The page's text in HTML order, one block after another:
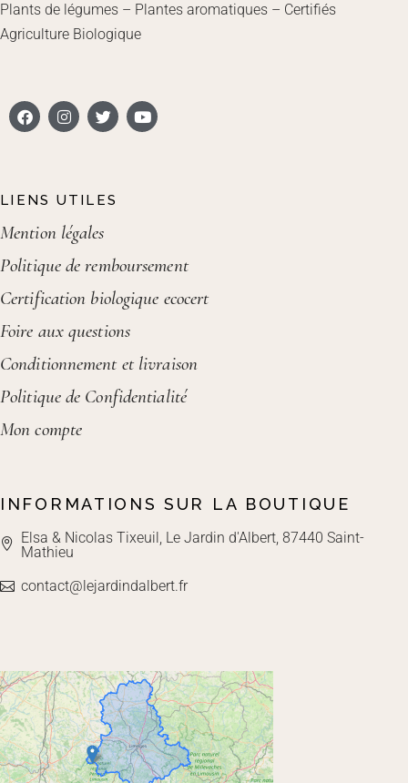
Plants de légumes – Plantes aromatiques – Certifiés
Agriculture Biologique
LIENS UTILES
Mention légales
Politique de remboursement
Certification biologique ecocert
Foire aux questions
Conditionnement et livraison
Politique de Confidentialité
Mon compte
INFORMATIONS SUR LA BOUTIQUE
Elsa & Nicolas Tixeuil, Le Jardin d'Albert, 87440 Saint-
Mathieu
contact@lejardindalbert.fr